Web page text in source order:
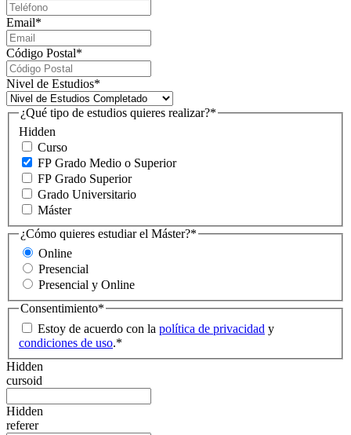
Email*
Código Postal*
Nivel de Estudios*
Hidden
¿Qué tipo de estudios quieres realizar?*
Curso
FP Grado Medio o Superior
FP Grado Superior
Grado Universitario
Máster
¿Cómo quieres estudiar el Máster?*
Online
Presencial
Presencial y Online
Consentimiento*
Estoy de acuerdo con la política de privacidad y
condiciones de uso.*
Hidden
cursoid
Hidden
referer